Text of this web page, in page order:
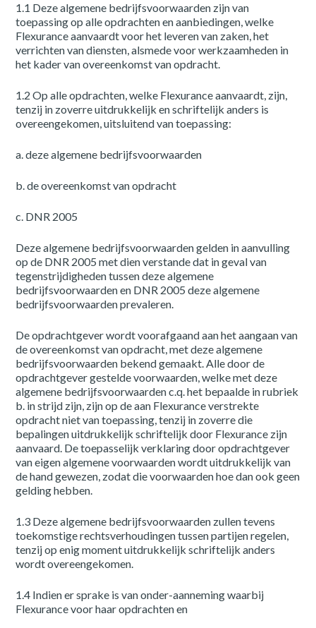
1.1 Deze algemene bedrijfsvoorwaarden zijn van
toepassing op alle opdrachten en aanbiedingen, welke
Flexurance aanvaardt voor het leveren van zaken, het
verrichten van diensten, alsmede voor werkzaamheden in
het kader van overeenkomst van opdracht.
1.2 Op alle opdrachten, welke Flexurance aanvaardt, zijn,
tenzij in zoverre uitdrukkelijk en schriftelijk anders is
overeengekomen, uitsluitend van toepassing:
a. deze algemene bedrijfsvoorwaarden
b. de overeenkomst van opdracht
c. DNR 2005
Deze algemene bedrijfsvoorwaarden gelden in aanvulling
op de DNR 2005 met dien verstande dat in geval van
tegenstrijdigheden tussen deze algemene
bedrijfsvoorwaarden en DNR 2005 deze algemene
bedrijfsvoorwaarden prevaleren.
De opdrachtgever wordt voorafgaand aan het aangaan van
de overeenkomst van opdracht, met deze algemene
bedrijfsvoorwaarden bekend gemaakt. Alle door de
opdrachtgever gestelde voorwaarden, welke met deze
algemene bedrijfsvoorwaarden c.q. het bepaalde in rubriek
b. in strijd zijn, zijn op de aan Flexurance verstrekte
opdracht niet van toepassing, tenzij in zoverre die
bepalingen uitdrukkelijk schriftelijk door Flexurance zijn
aanvaard. De toepasselijk verklaring door opdrachtgever
van eigen algemene voorwaarden wordt uitdrukkelijk van
de hand gewezen, zodat die voorwaarden hoe dan ook geen
gelding hebben.
1.3 Deze algemene bedrijfsvoorwaarden zullen tevens
toekomstige rechtsverhoudingen tussen partijen regelen,
tenzij op enig moment uitdrukkelijk schriftelijk anders
wordt overeengekomen.
1.4 Indien er sprake is van onder-aanneming waarbij
Flexurance voor haar opdrachten en